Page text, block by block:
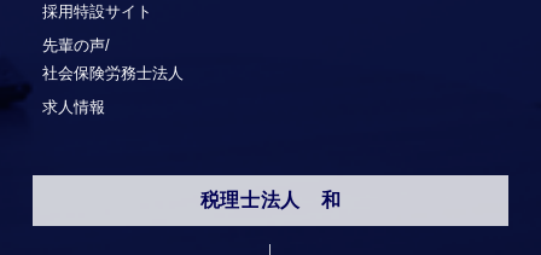
採⽤特設サイト
先輩の声/
社会保険労務士法人
求人情報
税理士法人 和